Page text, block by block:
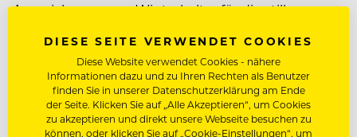
Auszeichnung von Winterhalter für die stillen
Nominiere bis 09.08.26 und gewinne wertvolle
Preise für Mitarbeitende & Betrieb.
DIESE SEITE VERWENDET COOKIES
Diese Website verwendet Cookies - nähere
Informationen dazu und zu Ihren Rechten als Benutzer
finden Sie in unserer Datenschutzerklärung am Ende
der Seite. Klicken Sie auf „Alle Akzeptieren“, um Cookies
zu akzeptieren und direkt unsere Webseite besuchen zu
können, oder klicken Sie auf „Cookie-Einstellungen“, um